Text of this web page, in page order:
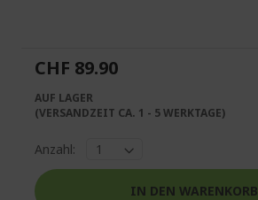
CHF 89.90
AUF LAGER
(VERSANDZEIT CA. 1 - 5 WERKTAGE)
Anzahl:
IN DEN WARENKORB